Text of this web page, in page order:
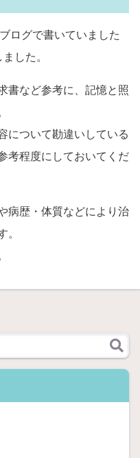
ログで書いていました
した。
書など参考に、記憶と照
について勘違いしている
考程度にしておいてくだ
病歴・体質などにより治
。